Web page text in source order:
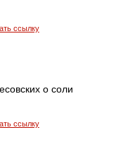
ссылку
о соли
ссылку